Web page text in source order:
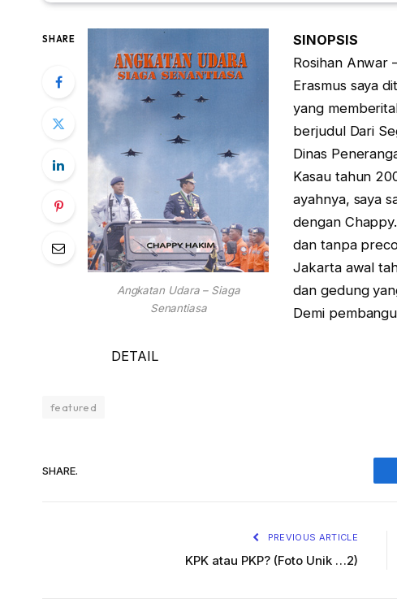
SHARE
Angkatan Udara – Siaga
Senantiasa
SINOPSIS
Rosihan Anwar
Erasmus saya
yang
berjudul Dari
Dinas
Kasau tahun
ayahnya, saya
dengan
dan tanpa
Jakarta awal
dan gedung
Demi
DETAIL
featured
SHARE.
PREVIOUS ARTICLE
KPK atau PKP? (Foto Unik …2)